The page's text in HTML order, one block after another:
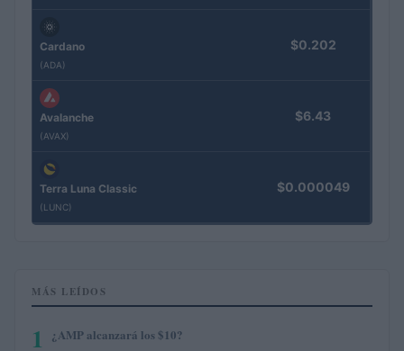
Cardano
(ADA)
$0.202
Avalanche
(AVAX)
$6.43
Terra Luna Classic
(LUNC)
$0.000049
MÁS LEÍDOS
1 ¿AMP alcanzará los $10?